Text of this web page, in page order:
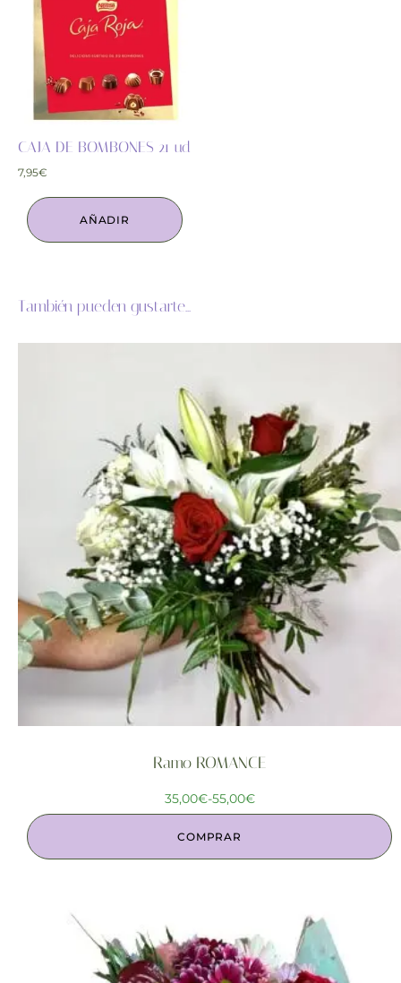
CAJA DE BOMBONES 21 ud
7,95€
AÑADIR
También pueden gustarte...
Ramo ROMANCE
35,00€-55,00€
COMPRAR